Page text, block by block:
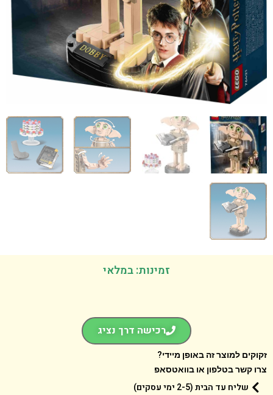
זמינות: במלאי
רכישה דרך נציג
למוצר זה באופן מיידי?
קשר בטלפון או בוואטסאפ
שליח עד הבית (2-5 ימי עסקים)